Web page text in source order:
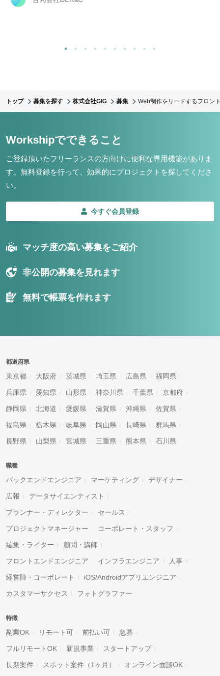
トップ 募集を探す 株式会社GIG 募集 Web制作をリードするフロン
Workshipでできること
ご登録頂いたフリーランスの方向けに便利な専用機能がありま
す。 無料登録を行って、効果的にプロジェクトを探してくださ
い。
今すぐ会員登録
マッチ度の高い募集をご紹介
非公開の募集を見れます
無料で帳票を作れます
都道府県
東京都 大阪府 茨城県 埼玉県 広島県 福岡県
兵庫県 愛知県 山形県 神奈川県 千葉県 京都府
静岡県 北海道 愛媛県 滋賀県 沖縄県 佐賀県
福島県 栃木県 岐阜県 岡山県 長崎県 群馬県
長野県 山梨県 宮城県 三重県 熊本県 石川県
職種
バックエンドエンジニア マーケティング デザイナー
広報 データサイエンティスト
プランナー・ディレクター セールス
プロジェクトマネージャー コーポレート・スタッフ
編集・ライター 顧問・講師
フロントエンドエンジニア インフラエンジニア 人事
経営陣・コーポレート iOS/Androidアプリエンジニア
カスタマーサクセス フォトグラファー
特徴
副業OK リモート可 前払い可 急募
フルリモートOK 新規事業 スタートアップ
長期案件 スポット案件（1ヶ月） オンライン面談OK